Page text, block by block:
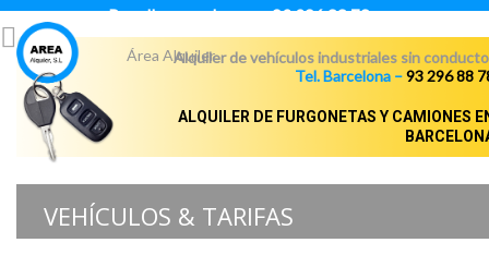
Para llamar pulsar: 93 296 88 78
Área AlquilerAlquiler de vehículos industriales sin
Tel. Barcelona –93 296 88
ALQUILER DE FURGONETAS Y CAMIONES
VEHÍCULOS & TARIFAS